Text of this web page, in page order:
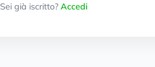
Sei già iscritto? Accedi